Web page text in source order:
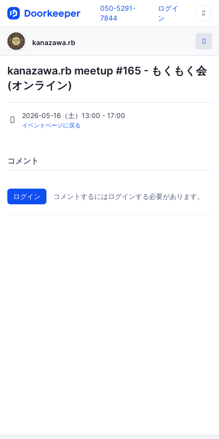
050-5291-
7844
ログイ
ン
kanazawa.rb
kanazawa.rb meetup #165 - もくもく会
(オンライン)
2026-05-16（土）13:00 - 17:00
イベントページに戻る
コメント
ログイン コメントするにはログインする必要があります。